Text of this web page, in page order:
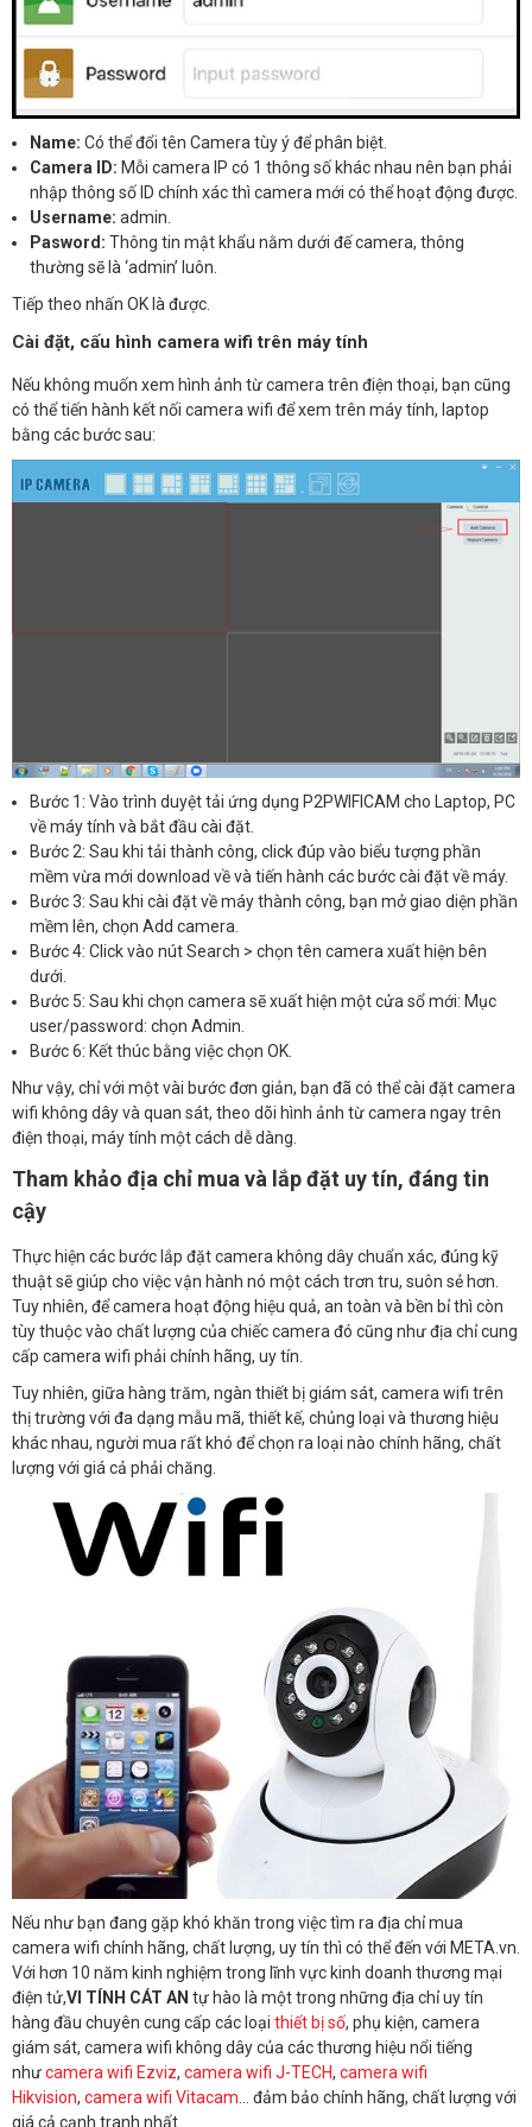
Name: Có thể đổi tên Camera tùy ý để phân biệt.
Camera ID: Mỗi camera IP có 1 thông số khác nhau nên bạn phải
nhập thông số ID chính xác thì camera mới có thể hoạt động được.
Username: admin.
Pasword: Thông tin mật khẩu nằm dưới đế camera, thông
thường sẽ là ‘admin’ luôn.
Tiếp theo nhấn OK là được.
Cài đặt, cấu hình camera wifi trên máy tính
Nếu không muốn xem hình ảnh từ camera trên điện thoại, bạn cũng
có thể tiến hành kết nối camera wifi để xem trên máy tính, laptop
bằng các bước sau:
Bước 1: Vào trình duyệt tải ứng dụng P2PWIFICAM cho Laptop, PC
về máy tính và bắt đầu cài đặt.
Bước 2: Sau khi tải thành công, click đúp vào biểu tượng phần
mềm vừa mới download về và tiến hành các bước cài đặt về máy.
Bước 3: Sau khi cài đặt về máy thành công, bạn mở giao diện phần
mềm lên, chọn Add camera.
Bước 4: Click vào nút Search > chọn tên camera xuất hiện bên
dưới.
Bước 5: Sau khi chọn camera sẽ xuất hiện một cửa sổ mới: Mục
user/password: chọn Admin.
Bước 6: Kết thúc bằng việc chọn OK.
Như vậy, chỉ với một vài bước đơn giản, bạn đã có thể cài đặt camera
wifi không dây và quan sát, theo dõi hình ảnh từ camera ngay trên
điện thoại, máy tính một cách dễ dàng.
Tham khảo địa chỉ mua và lắp đặt uy tín, đáng tin
cậy
Thực hiện các bước lắp đặt camera không dây chuẩn xác, đúng kỹ
thuật sẽ giúp cho việc vận hành nó một cách trơn tru, suôn sẻ hơn.
Tuy nhiên, để camera hoạt động hiệu quả, an toàn và bền bỉ thì còn
tùy thuộc vào chất lượng của chiếc camera đó cũng như địa chỉ cung
cấp camera wifi phải chính hãng, uy tín.
Tuy nhiên, giữa hàng trăm, ngàn thiết bị giám sát, camera wifi trên
thị trường với đa dạng mẫu mã, thiết kế, chủng loại và thương hiệu
khác nhau, người mua rất khó để chọn ra loại nào chính hãng, chất
lượng với giá cả phải chăng.
Nếu như bạn đang gặp khó khăn trong việc tìm ra địa chỉ mua
camera wifi chính hãng, chất lượng, uy tín thì có thể đến với META.vn.
Với hơn 10 năm kinh nghiệm trong lĩnh vực kinh doanh thương mại
điện tử,VI TÍNH CÁT AN tự hào là một trong những địa chỉ uy tín
hàng đầu chuyên cung cấp các loại thiết bị số, phụ kiện, camera
giám sát, camera wifi không dây của các thương hiệu nổi tiếng
nhưcamera wifi Ezviz, camera wifi J-TECH, camera wifi
Hikvision, camera wifi Vitacam … đảm bảo chính hãng, chất lượng với
giá cả cạnh tranh nhất.